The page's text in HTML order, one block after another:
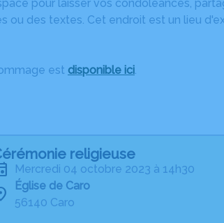
pour laisser vos condoléances,
ou des textes. Cet endroit est un lieu
est disponible ici.
religieuse
mercredi 04 octobre 2023 à 14h30
Église de Caro
56140 Caro